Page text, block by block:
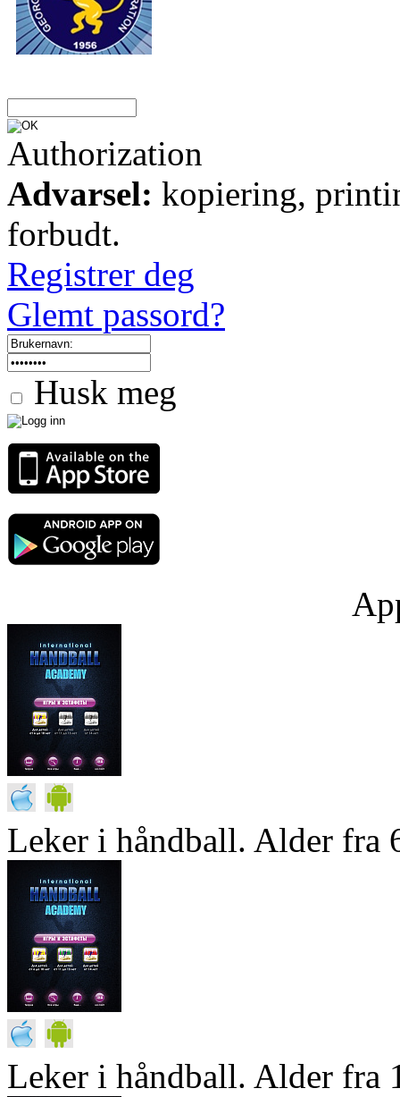
Authorization
Advarsel: kopiering,
forbudt.
Registrer deg
Glemt passord?
Husk meg
Leker i håndball. Alder fra
Leker i håndball. Alder fra